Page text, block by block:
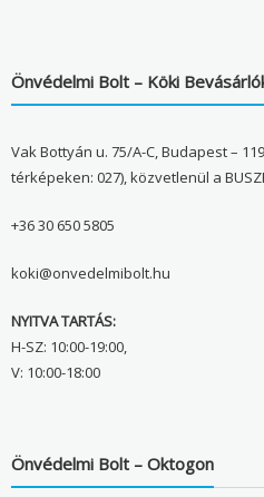
Önvédelmi Bolt – Köki
Vak Bottyán u. 75/A-C, Budapest –
térképeken: 027), közvetlenül a
+36 30 650 5805
koki@onvedelmibolt.hu
NYITVA TARTÁS:
H-SZ: 10:00-19:00,
V: 10:00-18:00
Önvédelmi Bolt – Oktogon